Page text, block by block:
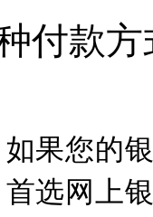
付款
如果您的
首选网上